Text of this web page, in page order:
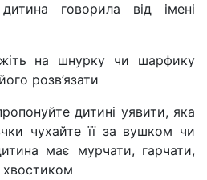
говорила від імені
на шнурку чи шарфику
розв’язати
дитині уявити, яка
чухайте її за вушком чи
має мурчати, гарчати,
хвостиком